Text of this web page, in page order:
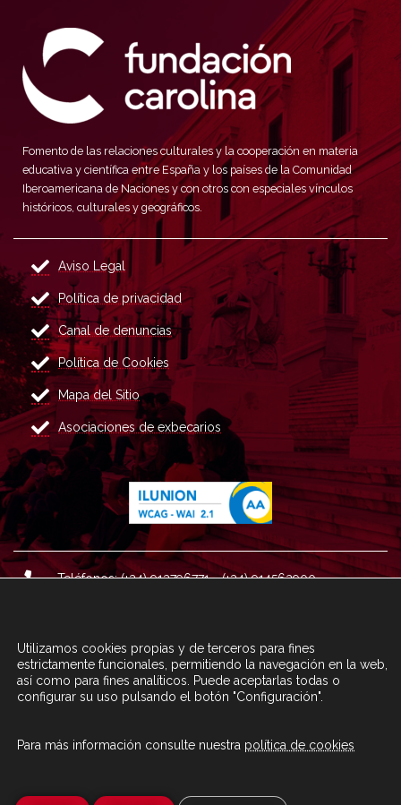
Fomento de las relaciones culturales y la cooperación en materia
educativa y científica entre España y los países de la Comunidad
Iberoamericana de Naciones y con otros con especiales vínculos
históricos, culturales y geográficos.
Aviso Legal
Política de privacidad
Canal de denuncias
Política de Cookies
Mapa del Sitio
Asociaciones de exbecarios
Teléfonos: (+34) 913796771 - (+34) 914562900
Correo : informacion@fundacioncarolina.es
CONTACTA CON FCA TRAVÉS DEL
Utilizamos cookies propias y de terceros para fines
estrictamente funcionales, permitiendo la navegación en la web,
así como para fines analíticos. Puede aceptarlas todas o
configurar su uso pulsando el botón "Configuración".
Para más información consulte nuestra política de cookies